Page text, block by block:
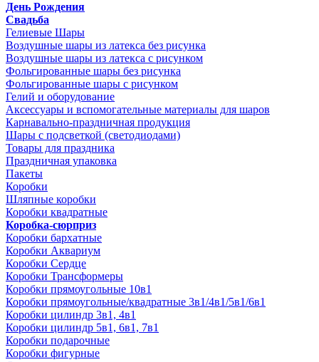
День Рождения
Свадьба
Гелиевые Шары
Воздушные шары из латекса без рисунка
Воздушные шары из латекса с рисунком
Фольгированные шары без рисунка
Фольгированные шары с рисунком
Гелий и оборудование
Аксессуары и вспомогательные материалы для шаров
Карнавально-праздничная продукция
Шары с подсветкой (светодиодами)
Товары для праздника
Праздничная упаковка
Пакеты
Коробки
Шляпные коробки
Коробки квадратные
Коробка-сюрприз
Коробки бархатные
Коробки Аквариум
Коробки Сердце
Коробки Трансформеры
Коробки прямоугольные 10в1
Коробки прямоугольные/квадратные 3в1/4в1/5в1/6в1
Коробки цилиндр 3в1, 4в1
Коробки цилиндр 5в1, 6в1, 7в1
Коробки подарочные
Коробки фигурные